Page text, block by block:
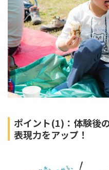
ポイント(1)：体験後
表現力をアップ！